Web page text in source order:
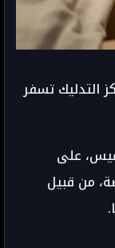
التدليك تسفر
على
من قبيل